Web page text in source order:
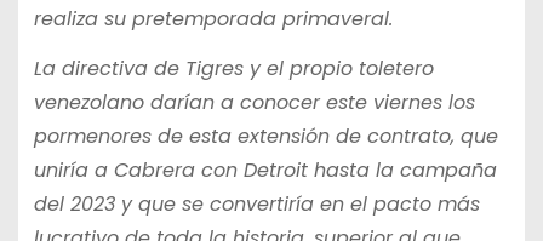
realiza su pretemporada primaveral.
La directiva de Tigres y el propio toletero
venezolano darían a conocer este viernes los
pormenores de esta extensión de contrato, que
uniría a Cabrera con Detroit hasta la campaña
del 2023 y que se convertiría en el pacto más